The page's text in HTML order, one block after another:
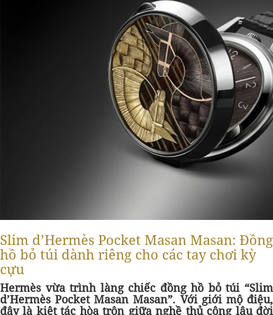
Slim d’Hermès Pocket Masan Masan: Đồng
hồ bỏ túi dành riêng cho các tay chơi kỳ
cựu
Hermès vừa trình làng chiếc đồng hồ bỏ túi “Slim
d’Hermès Pocket Masan Masan”. Với giới mộ điệu,
đây là kiệt tác hòa trộn giữa nghề thủ công lâu đời